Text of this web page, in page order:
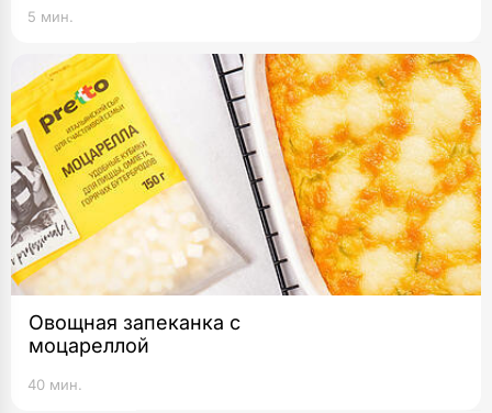
5 мин.
Овощная запеканка с
моцареллой
40 мин.